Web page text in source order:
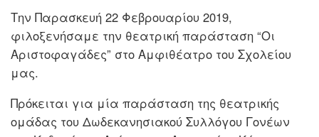
Την Παρασκευή 22 Φεβρουαρίου 2019,
φιλοξενήσαμε την θεατρική παράσταση “Οι
Αριστοφαγάδες” στο Αμφιθέατρο του Σχολείου
μας.
Πρόκειται για μία παράσταση της θεατρικής
ομάδας του Δωδεκανησιακού Συλλόγου Γονέων